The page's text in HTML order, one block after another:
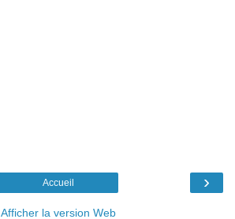
›
Accueil
Afficher la version Web